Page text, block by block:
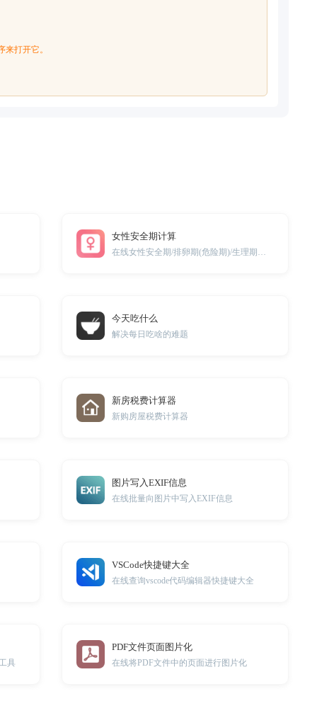
打开它。
女性安全期计算
今天吃什么
解决每日吃啥的难题
新房税费计算器
新购房屋税费计算器
图片写入EXIF信息
在线批量向图片中写入EXIF信息
VSCode快捷键大全
在线查询vscode代码编辑器快捷键大全
具
PDF文件页面图片化
在线将PDF文件中的页面进行图片化